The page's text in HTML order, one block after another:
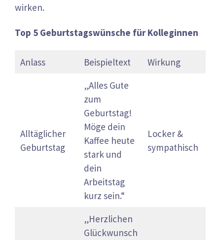
wirken.
Top 5 Geburtstagswünsche für Kolleginnen
Anlass Beispieltext Wirkung
Alltäglicher
Geburtstag
„Alles Gute
zum
Geburtstag!
Möge dein
Kaffee heute
stark und
dein
Arbeitstag
kurz sein.“
Locker &
sympathisch
„Herzlichen
Glückwunsch